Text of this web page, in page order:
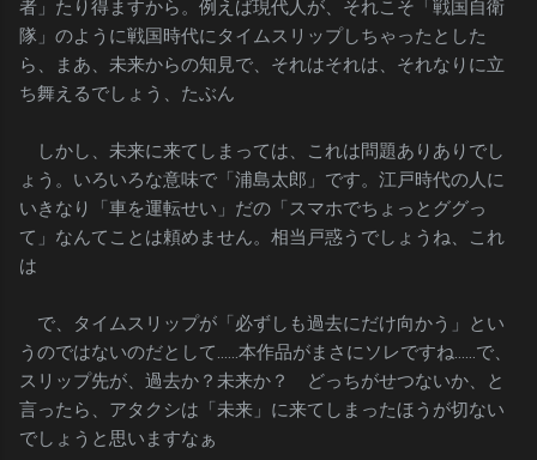
者」たり得ますから。例えば現代人が、それこそ「戦国自衛
隊」のように戦国時代にタイムスリップしちゃったとした
ら、まあ、未来からの知見で、それはそれは、それなりに立
ち舞えるでしょう、たぶん
しかし、未来に来てしまっては、これは問題ありありでし
ょう。いろいろな意味で「浦島太郎」です。江戸時代の人に
いきなり「車を運転せい」だの「スマホでちょっとググっ
て」なんてことは頼めません。相当戸惑うでしょうね、これ
は
で、タイムスリップが「必ずしも過去にだけ向かう」とい
うのではないのだとして……本作品がまさにソレですね……で、
スリップ先が、過去か？未来か？ どっちがせつないか、と
言ったら、アタクシは「未来」に来てしまったほうが切ない
でしょうと思いますなぁ